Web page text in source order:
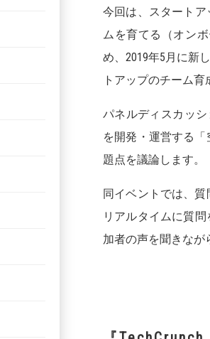
今回は、スタート
ムを育てる（オン
め、2019年5月に新
トアップのチーム育
パネルディスカッシ
を開発・運営する
題点を議論します。
同イベントでは、
リアルタイムに質
加者の声を聞きなが